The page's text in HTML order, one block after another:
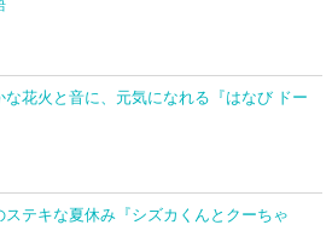
な花火と音に、元気になれる『はなび ドー
ステキな夏休み『シズカくんとクーちゃ